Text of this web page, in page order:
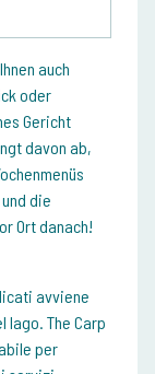
auch
oder
Gericht
davon ab,
die
Ort danach!
avviene
The Carp
per